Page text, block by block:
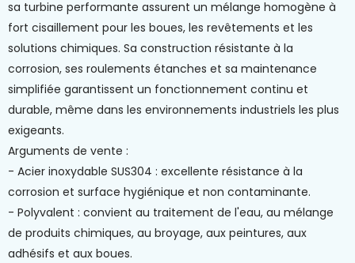
sa turbine performante assurent un mélange homogène à
fort cisaillement pour les boues, les revêtements et les
solutions chimiques. Sa construction résistante à la
corrosion, ses roulements étanches et sa maintenance
simplifiée garantissent un fonctionnement continu et
durable, même dans les environnements industriels les plus
exigeants.
Arguments de vente :
- Acier inoxydable SUS304 : excellente résistance à la
corrosion et surface hygiénique et non contaminante.
- Polyvalent : convient au traitement de l'eau, au mélange
de produits chimiques, au broyage, aux peintures, aux
adhésifs et aux boues.